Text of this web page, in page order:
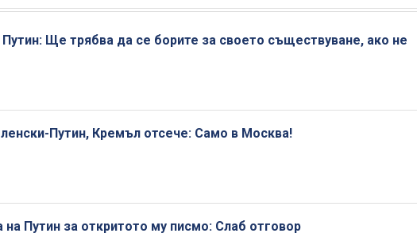
Ще трябва да се борите за своето съществуване, ако не
Путин, Кремъл отсече: Само в Москва!
на Путин за откритото му писмо: Слаб отговор